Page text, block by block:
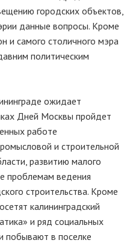
городских объектов,
данные вопросы. Кроме
и самого столичного мэра
политическим
ожидает
Дней Москвы пройдет
работе
и строительной
развитию малого
проблемам ведения
строительства. Кроме
калининградский
и ряд социальных
побывают в поселке